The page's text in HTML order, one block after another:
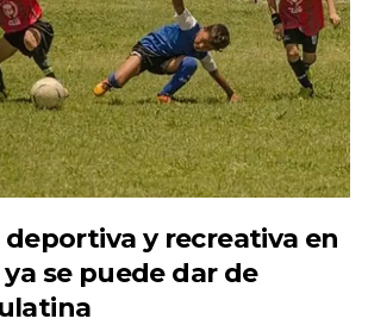
deportiva y recreativa en
se puede dar de